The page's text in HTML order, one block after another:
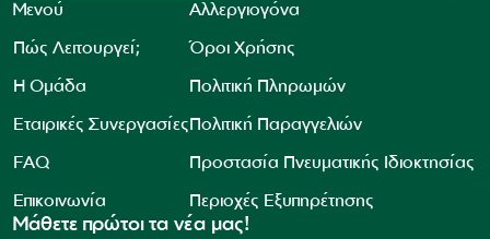
Μενού
Πώς Λειτουργεί;
Η Ομάδα
Εταιρικές Συνεργασίες
FAQ
Επικοινωνία
Αλλεργιογόνα
Όροι Χρήσης
Πολιτική Πληρωμών
Πολιτική Παραγγελιών
Προστασία Πνευματικής Ιδιοκτησίας
Περιοχές Εξυπηρέτησης
Μάθετε πρώτοι τα νέα μας!